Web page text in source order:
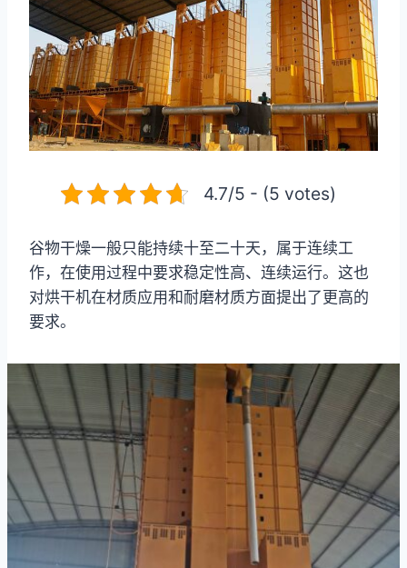
4.7/5 - (5 votes)
谷物干燥一般只能持续十至二十天，属于连续工
作，在使用过程中要求稳定性高、连续运行。这也
对烘干机在材质应用和耐磨材质方面提出了更高的
要求。